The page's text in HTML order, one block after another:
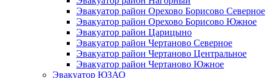
Эвакуатор район Орехово Борисово Северное
Эвакуатор район Орехово Борисово Южное
Эвакуатор район Царицыно
Эвакуатор район Чертаново Северное
Эвакуатор район Чертаново Центральное
Эвакуатор район Чертаново Южное
Эвакуатор ЮЗАО